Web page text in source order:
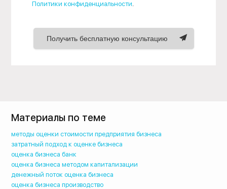
Политики конфиденциальности
Получить бесплатную консультацию
Материалы по теме
методы оценки стоимости предприятия бизнеса
затратный подход к оценке бизнеса
оценка бизнеса банк
оценка бизнеса методом капитализации
денежный поток оценка бизнеса
оценка бизнеса производство